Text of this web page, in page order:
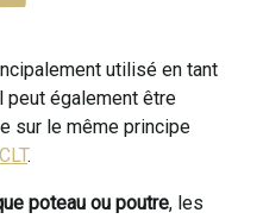
utilisé en tant
peut également être
sur le même principe
.
poteau ou poutre, les